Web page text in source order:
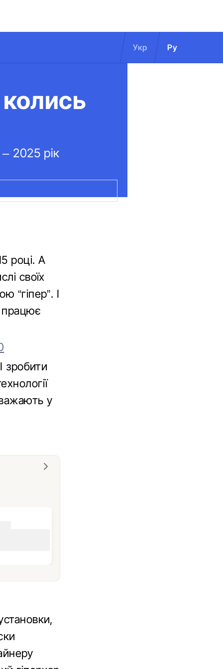
Укр Ру
2025 рік
році. А
своїх
“гіпер”. І
працює
зробити
у